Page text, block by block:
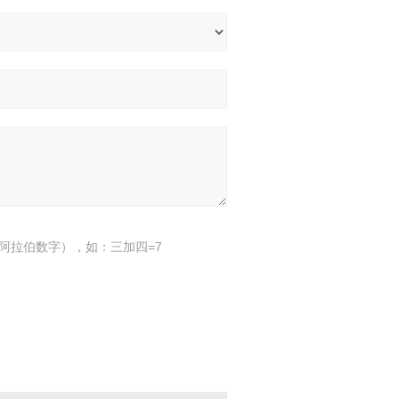
拉伯数字），如：三加四=7